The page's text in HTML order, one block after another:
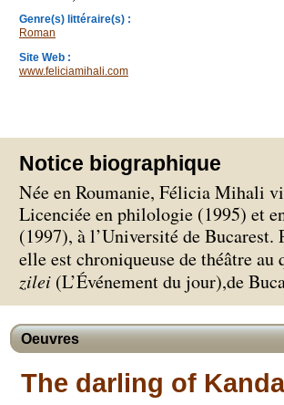
Genre(s) littéraire(s) :
Roman
Site Web :
www.feliciamihali.com
Notice biographique
Née en Roumanie, Félicia Mihali
Licenciée en philologie (1995) et
(1997), à l’Université de Bucarest.
elle est chroniqueuse de théâtre
zilei (L’Événement du jour),de
Oeuvres
The darling of